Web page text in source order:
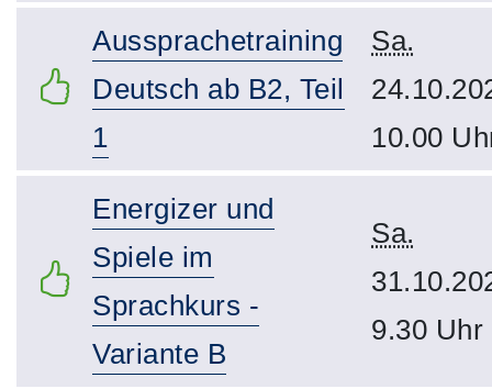
Aussprachetraining
Deutsch ab B2, Teil
1
Sa.
10.00
Energizer und
Spiele im
Sprachkurs -
Variante B
Sa.
9.30 Uhr